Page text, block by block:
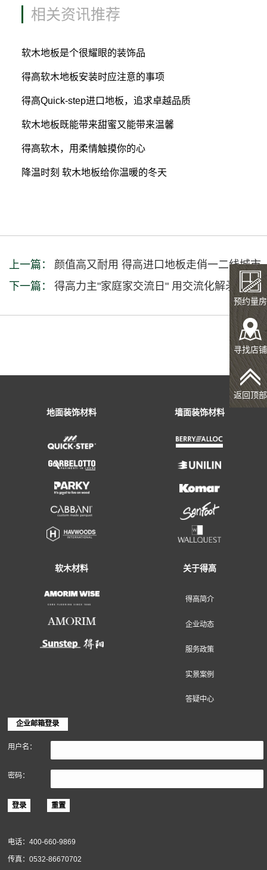
相关资讯推荐
软木地板是个很耀眼的装饰品
得高软木地板安装时应注意的事项
得高Quick-step进口地板，追求卓越品质
软木地板既能带来甜蜜又能带来温馨
得高软木，用柔情触摸你的心
降温时刻 软木地板给你温暖的冬天
上一篇：
颜值高又耐用 得高进口地板走俏一二线城市
下一篇：
得高力主"家庭家交流日" 用交流化解矛盾
预约量房
寻找店铺
返回顶部